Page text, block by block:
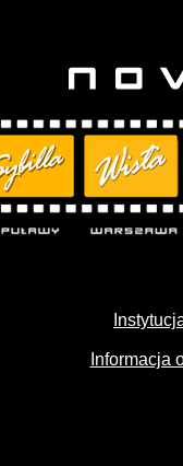
Informacja